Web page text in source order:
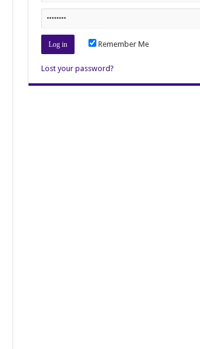
Remember Me
Lost your password?